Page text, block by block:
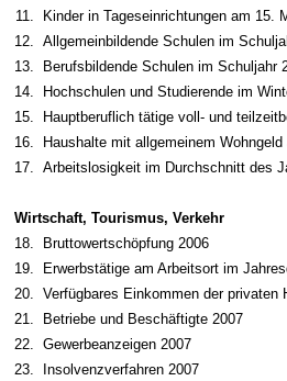
11.
Kinder in Tageseinrichtungen am 15.
12. Allgemeinbildende Schulen im
13.
Berufsbildende Schulen im Schuljahr
14.
Hochschulen und Studierende im
15.
Hauptberuflich tätige voll- und
16.
Haushalte mit allgemeinem
17. Arbeitslosigkeit im Durchschnitt des
Wirtschaft, Tourismus, Verkehr
18.
Bruttowertschöpfung 2006
19.
Erwerbstätige am Arbeitsort im
20. Verfügbares Einkommen der privaten
21.
Betriebe und Beschäftigte 2007
22. Gewerbeanzeigen 2007
23.
Insolvenzverfahren 2007